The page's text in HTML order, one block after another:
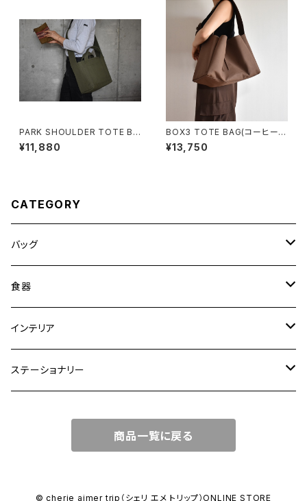
PARK SHOULDER TOTE BA
G (オリーブ/カーキ)
¥11,880
BOX3 TOTE BAG(コーヒー/
ブラウン）
¥13,750
CATEGORY
バッグ
トートバッグ
ショルダーバッグ
ワンハンドルバッグ
リュック
食器
大皿
中皿
カップ
インテリア
花瓶・フラワーベース
ステーショナリー
マガジンカバー
商品一覧に戻る
© cherie aimer trip（シェリ エメ トリップ）ONLINE STORE